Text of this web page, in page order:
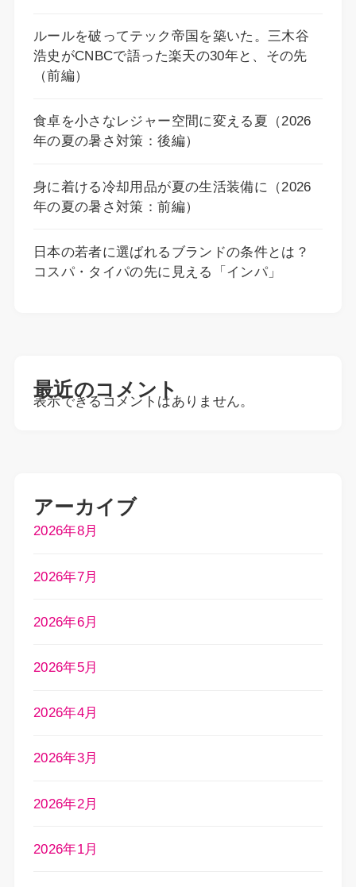
ルールを破ってテック帝国を築いた。三木谷
浩史がCNBCで語った楽天の30年と、その先
（前編）
食卓を小さなレジャー空間に変える夏（2026
年の夏の暑さ対策：後編）
身に着ける冷却用品が夏の生活装備に（2026
年の夏の暑さ対策：前編）
日本の若者に選ばれるブランドの条件とは？
コスパ・タイパの先に見える「インパ」
最近のコメント
表示できるコメントはありません。
アーカイブ
2026年8月
2026年7月
2026年6月
2026年5月
2026年4月
2026年3月
2026年2月
2026年1月